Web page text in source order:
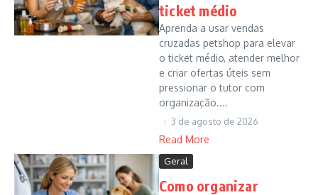
ticket médio
Aprenda a usar vendas
cruzadas petshop para elevar
o ticket médio, atender melhor
e criar ofertas úteis sem
pressionar o tutor com
organização....
3 de agosto de 2026
Read More
Geral
Como organizar